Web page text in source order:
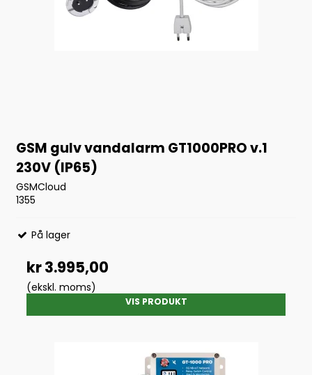
GSM gulv vandalarm GT1000PRO v.1
230V (IP65)
GSMCloud
1355
På lager
kr 3.995,00
(ekskl. moms)
VIS PRODUKT